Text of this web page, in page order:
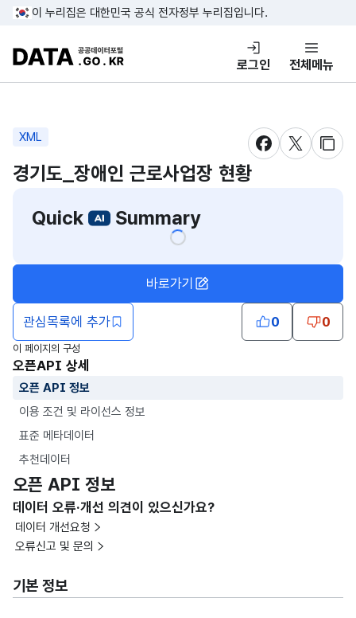
콘텐츠 바로가기
푸터 바로가기
이 누리집은 대한민국 공식 전자정부 누리집입니다.
DATA.GO.KR 공공데이터포털
로그인 전체메뉴
XML
새창 열림새창 열림
새창
경기도_장애인 근로사업장 현황
Quick
Summary
관심목록에 추가
바로가기
0 0
이 페이지의 구성
오픈API 상세
오픈 API 정보
이용 조건 및 라이선스 정보
표준 메타데이터
추천데이터
오픈 API 정보
데이터 오류·개선 의견이 있으신가요?
데이터 개선요청
오류신고 및 문의
기본 정보